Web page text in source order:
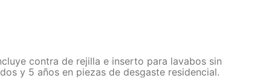
contra de rejilla e inserto para lavabos sin
y 5 años en piezas de desgaste residencial.